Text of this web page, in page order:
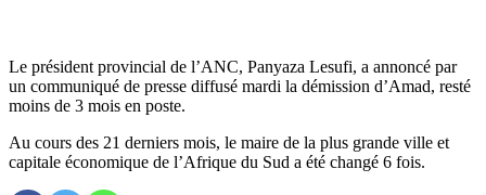
Le président provincial de l’ANC, Panyaza Lesufi, a annoncé par
un communiqué de presse diffusé mardi la démission d’Amad, resté
moins de 3 mois en poste.
Au cours des 21 derniers mois, le maire de la plus grande ville et
capitale économique de l’Afrique du Sud a été changé 6 fois.